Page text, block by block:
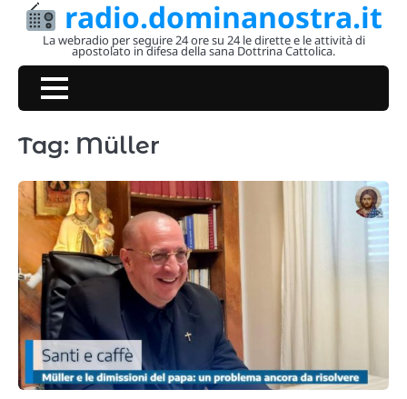
Skip
radio.dominanostra.it
La webradio per seguire 24 ore su 24 le dirette e le attività di
apostolato in difesa della sana Dottrina Cattolica.
Tag: Müller